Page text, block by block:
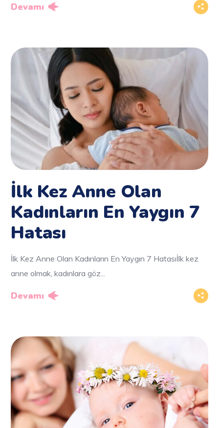
Devamı
İlk Kez Anne Olan
Kadınların En Yaygın 7
Hatası
İlk Kez Anne Olan Kadınların En Yaygın 7 Hatasıİlk kez
anne olmak, kadınlara göz...
Devamı